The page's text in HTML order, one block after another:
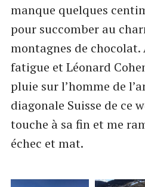
manque quelques
pour succomber au
montagnes de chocolat.
fatigue et Léonard
pluie sur l’homme de
diagonale Suisse de ce
touche à sa fin et me
échec et mat.